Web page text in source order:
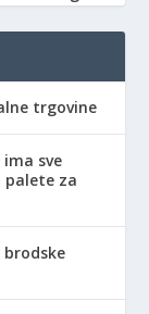
trgovine
sve
palete za